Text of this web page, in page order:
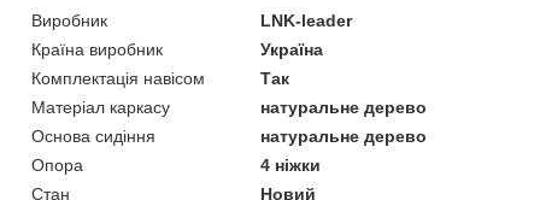
Виробник
LNK-leader
Країна виробник
Україна
Комплектація навісом
Так
Матеріал каркасу
натуральне дерево
Основа сидіння
натуральне дерево
Опора
4 ніжки
Стан
Новий